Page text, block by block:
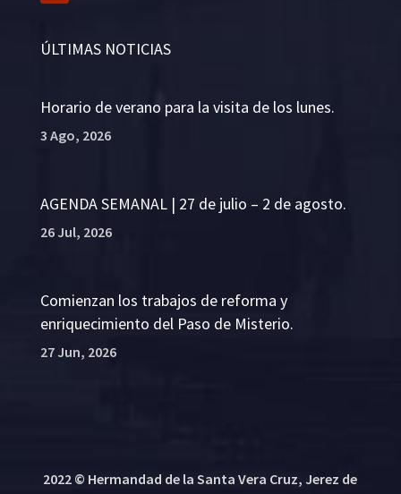
ÚLTIMAS NOTICIAS
Horario de verano para la visita de los lunes.
3 Ago, 2026
AGENDA SEMANAL | 27 de julio – 2 de agosto.
26 Jul, 2026
Comienzan los trabajos de reforma y
enriquecimiento del Paso de Misterio.
27 Jun, 2026
2022 © Hermandad de la Santa Vera Cruz, Jerez de